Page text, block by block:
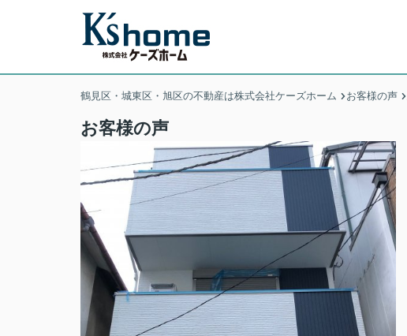
鶴見区・城東区・旭区の不動産は株式会社ケーズホーム お客様の声
お客様の声